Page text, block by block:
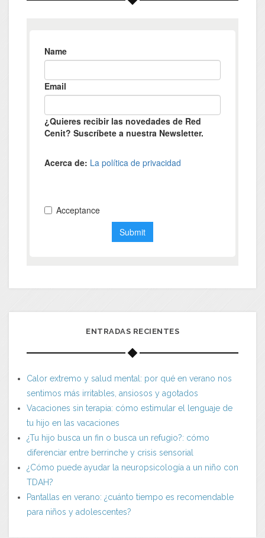
ENTRADAS RECIENTES
Calor extremo y salud mental: por qué en verano nos
sentimos más irritables, ansiosos y agotados
Vacaciones sin terapia: cómo estimular el lenguaje de
tu hijo en las vacaciones
¿Tu hijo busca un fin o busca un refugio?: cómo
diferenciar entre berrinche y crisis sensorial
¿Cómo puede ayudar la neuropsicología a un niño con
TDAH?
Pantallas en verano: ¿cuánto tiempo es recomendable
para niños y adolescentes?